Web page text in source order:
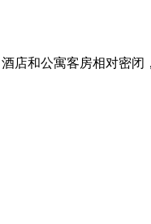
店和公寓客房相对密